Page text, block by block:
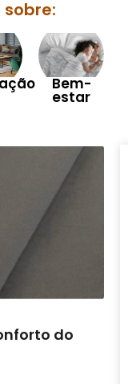
sobre:
Bem-
estar
do